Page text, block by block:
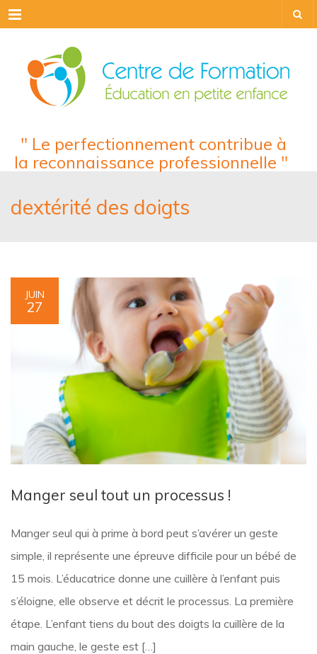
Menu
" Le perfectionnement contribue à
la reconnaissance professionnelle "
dextérité des doigts
JUIN
27
Manger seul tout un processus !
Manger seul qui à prime à bord peut s’avérer un geste
simple, il représente une épreuve difficile pour un bébé de
15 mois. L’éducatrice donne une cuillère à l’enfant puis
s’éloigne, elle observe et décrit le processus. La première
étape. L’enfant tiens du bout des doigts la cuillère de la
main gauche, le geste est […]